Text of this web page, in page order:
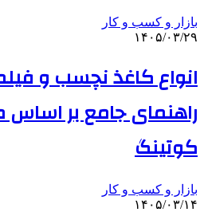
بازار و کسب و کار
۱۴۰۵/۰۳/۲۹
انواع کاغذ نچسب و
راهنمای جامع بر
کوتینگ
بازار و کسب و کار
۱۴۰۵/۰۳/۱۴